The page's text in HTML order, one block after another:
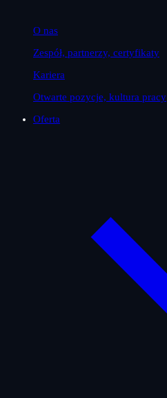
O nas
Zespół, partnerzy, certyfikaty
Kariera
Otwarte pozycje, kultura pracy
Oferta